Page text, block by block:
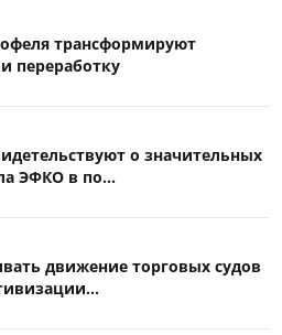
трансформируют
переработку
о значительных
ЭФКО в по...
движение торговых судов